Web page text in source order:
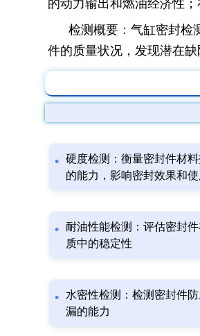
的动力输出和燃油经济性
检测概要：气缸密封检
件的质量状况，发现潜在
硬度检测：衡量密封件材
的能力，影响密封效果和
耐油性能检测：评估密封
质中的稳定性
水密性检测：检测密封件
漏的能力